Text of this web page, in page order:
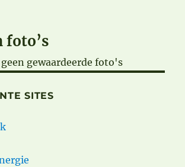
foto’s
gewaardeerde foto's
SITES